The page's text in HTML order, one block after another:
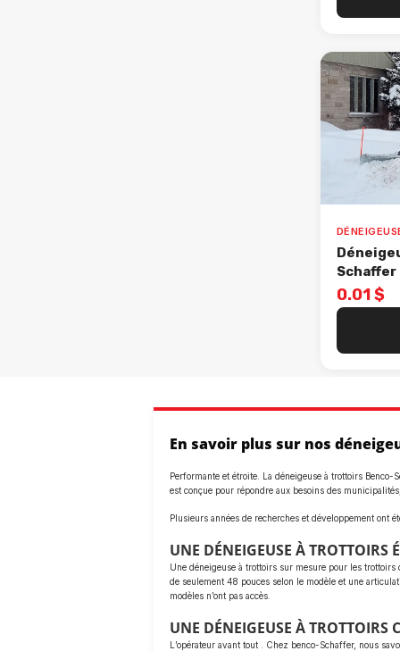
Schaffer
0.01 $
En savoir plus sur nos
Performante et étroite. La déneigeuse à trottoirs
est conçue pour répondre aux besoins des
Plusieurs années de recherches et développement ont
UNE DÉNEIGEUSE À TROTTOIRS
Une déneigeuse à trottoirs sur mesure pour les
de seulement 48 pouces selon le modèle et une
modèles n’ont pas accès.
UNE DÉNEIGEUSE À TROTTOIRS
L’opérateur avant tout . Chez benco-Schaffer, nous